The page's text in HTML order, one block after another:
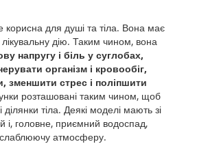
корисна для душі та тіла. Вона має
дію. Таким чином, вона
напругу і біль у суглобах,
організм і кровообіг,
зменшити стрес і поліпшити
розташовані таким чином, щоб
тіла. Деякі моделі мають зі
і, головне, приємний водоспад,
атмосферу.